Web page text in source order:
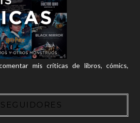
mis críticas de libros, cómics,
SEGUIDORES